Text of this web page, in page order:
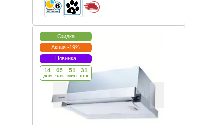
Скидка
Акция -19%
Новинка
14
дни
: 05
час
: 51
мин
: 30
cек